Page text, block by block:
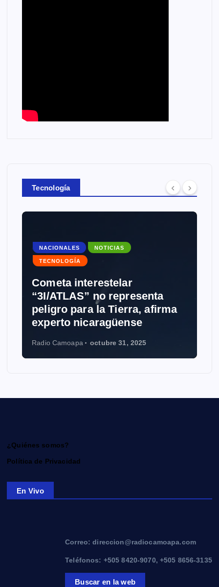
Tecnología
NACIONALES NOTICIAS
TECNOLOGÍA
Cometa interestelar
“3I/ATLAS” no representa
peligro para la Tierra, afirma
experto nicaragüense
Radio Camoapa octubre 31, 2025
¿Quiénes somos?
Política de Privacidad
En Vivo
Correo: direccion@radiocamoapa.com
Teléfonos: +505 8420-9070, +505 8656-3135
Buscar en la web